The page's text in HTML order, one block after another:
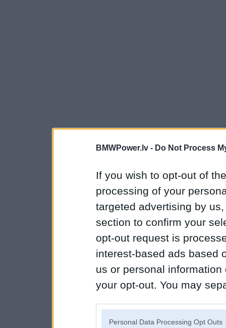
BMWPower.lv - Do Not Process
If you wish to opt-out of
processing of your
targeted advertising by
section to confirm your
opt-out request is
interest-based ads based
us or personal
your opt-out. You may
Personal Data Processing Opt Outs